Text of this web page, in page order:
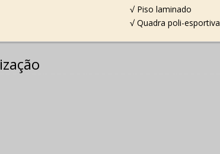
√ Piso laminado
√ Quadra poli-esportiva